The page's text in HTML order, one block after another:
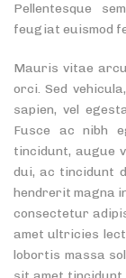
Pellentesque
feugiat euismod
Mauris vitae
orci. Sed
sapien, vel
Fusce ac nibh
tincidunt, augue
dui, ac tincidunt
hendrerit magna
consectetur
amet ultricies
lobortis massa